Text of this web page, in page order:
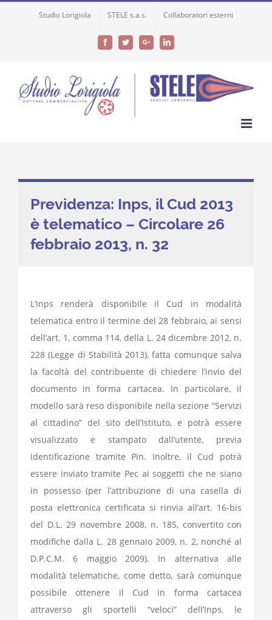
Studio Lorigiola STELE s.a.s. Collaboratori esterni
FacebookTwitterGoogle+LinkedIn
Previdenza: Inps, il Cud 2013
è telematico – Circolare 26
febbraio 2013, n. 32
L’Inps renderà disponibile il Cud in modalità
telematica entro il termine del 28 febbraio, ai sensi
dell’art. 1, comma 114, della L. 24 dicembre 2012, n.
228 (Legge di Stabilità 2013), fatta comunque salva
la facoltà del contribuente di chiedere l’invio del
documento in forma cartacea. In particolare, il
modello sarà reso disponibile nella sezione “Servizi
al cittadino” del sito dell’Istituto, e potrà essere
visualizzato e stampato dall’utente, previa
identificazione tramite Pin. Inoltre, il Cud potrà
essere inviato tramite Pec ai soggetti che ne siano
in possesso (per l’attribuzione di una casella di
posta elettronica certificata si rinvia all’art. 16-bis
del D.L. 29 novembre 2008, n. 185, convertito con
modifiche dalla L. 28 gennaio 2009, n. 2, nonché al
D.P.C.M. 6 maggio 2009). In alternativa alle
modalità telematiche, come detto, sarà comunque
possibile ottenere il Cud in forma cartacea
attraverso gli sportelli “veloci” dell’Inps, le